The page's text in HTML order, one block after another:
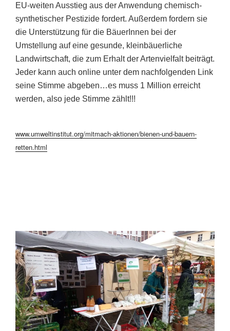
EU-weiten Ausstieg aus der Anwendung chemisch-
synthetischer Pestizide fordert. Außerdem fordern sie
die Unterstützung für die BäuerInnen bei der
Umstellung auf eine gesunde, kleinbäuerliche
Landwirtschaft, die zum Erhalt der Artenvielfalt beiträgt.
Jeder kann auch online unter dem nachfolgenden Link
seine Stimme abgeben…es muss 1 Million erreicht
werden, also jede Stimme zählt!!!
www.umweltinstitut.org/mitmach-aktionen/bienen-und-bauern-
retten.html